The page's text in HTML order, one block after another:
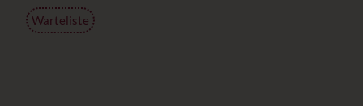
Warteliste